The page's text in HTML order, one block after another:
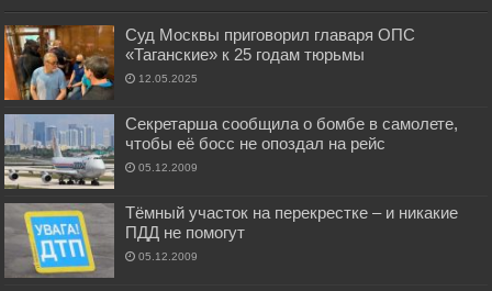
Суд Москвы приговорил главаря ОПС
«Таганские» к 25 годам тюрьмы
12.05.2025
Секретарша сообщила о бомбе в самолете,
чтобы её босс не опоздал на рейс
05.12.2009
Тёмный участок на перекрестке – и никакие
ПДД не помогут
05.12.2009